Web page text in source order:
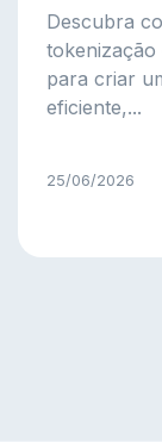
Descubra
tokenização
para criar
eficiente,...
25/06/2026